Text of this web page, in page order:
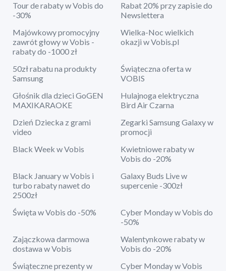
Tour de rabaty w Vobis do
-30%
Rabat 20% przy zapisie do
Newslettera
Majówkowy promocyjny
zawrót głowy w Vobis -
rabaty do -1000 zł
Wielka-Noc wielkich
okazji w Vobis.pl
50zł rabatu na produkty
Samsung
Świąteczna oferta w
VOBIS
Głośnik dla dzieci GoGEN
MAXIKARAOKE
Hulajnoga elektryczna
Bird Air Czarna
Dzień Dziecka z grami
video
Zegarki Samsung Galaxy w
promocji
Black Week w Vobis
Kwietniowe rabaty w
Vobis do -20%
Black January w Vobis i
turbo rabaty nawet do
2500zł
Galaxy Buds Live w
supercenie -300zł
Święta w Vobis do -50%
Cyber Monday w Vobis do
-50%
Zajączkowa darmowa
dostawa w Vobis
Walentynkowe rabaty w
Vobis do -20%
Świąteczne prezenty w
Cyber Monday w Vobis